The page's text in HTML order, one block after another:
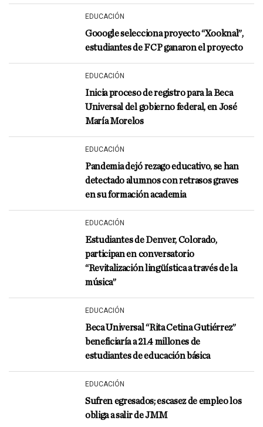
EDUCACIÓN
Gooogle selecciona proyecto “Xooknal”,
estudiantes de FCP ganaron el proyecto
EDUCACIÓN
Inicia proceso de registro para la Beca
Universal del gobierno federal, en José
María Morelos
EDUCACIÓN
Pandemia dejó rezago educativo, se han
detectado alumnos con retrasos graves
en su formación academia
EDUCACIÓN
Estudiantes de Denver, Colorado,
participan en conversatorio
“Revitalización lingüística a través de la
música”
EDUCACIÓN
Beca Universal “Rita Cetina Gutiérrez”
beneficiaría a 21.4 millones de
estudiantes de educación básica
EDUCACIÓN
Sufren egresados; escasez de empleo los
obliga a salir de JMM